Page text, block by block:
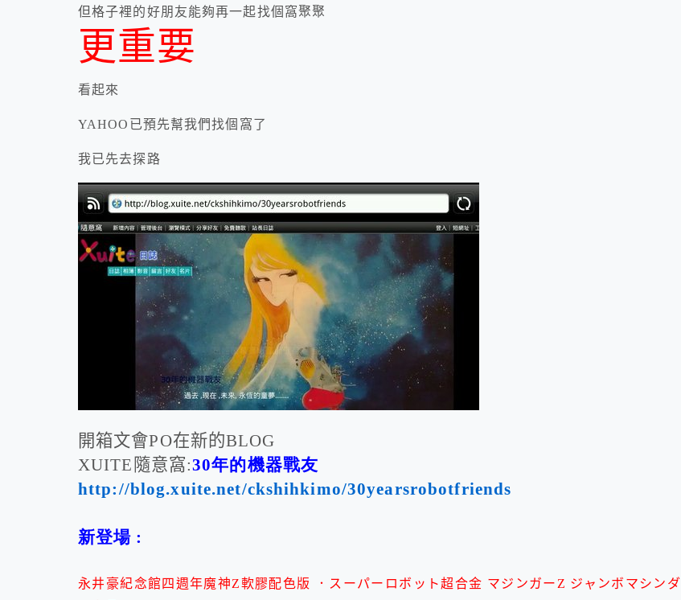
但格子裡的好朋友能夠再一起找個窩聚聚
更重要
看起來
YAHOO已預先幫我們找個窩了
我已先去探路
開箱文會PO在新的BLOG
XUITE 隨意窩:30年的機器戰友
http://blog.xuite.net/ckshihkimo/30yearsrobotfriends
新登場 :
永井豪紀念館四週年魔神Z軟膠配色版 ．スーパーロボット超合金 マジンガーZ ジャンボマシンダ